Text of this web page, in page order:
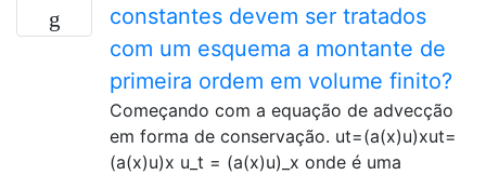
constantes devem ser tratados
com um esquema a montante de
primeira ordem em volume finito?
Começando com a equação de advecção
em forma de conservação. ut=(a(x)u)xut=
(a(x)u)x u_t = (a(x)u)_x onde é uma